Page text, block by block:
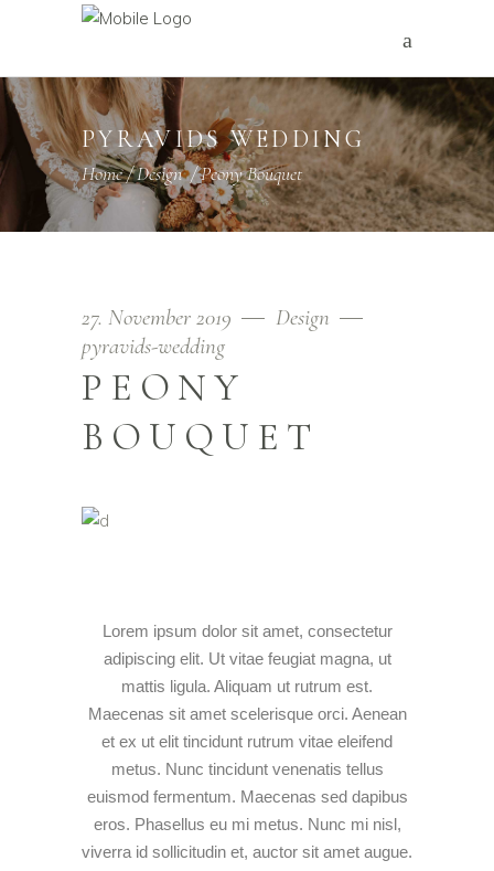
PYRAVIDS WEDDING
Home/Design/Peony Bouquet
27. November 2019
Design
pyravids-wedding
PEONY
BOUQUET
Lorem ipsum dolor sit amet, consectetur
adipiscing elit. Ut vitae feugiat magna, ut
mattis ligula. Aliquam ut rutrum est.
Maecenas sit amet scelerisque orci. Aenean
et ex ut elit tincidunt rutrum vitae eleifend
metus. Nunc tincidunt venenatis tellus
euismod fermentum. Maecenas sed dapibus
eros. Phasellus eu mi metus. Nunc mi nisl,
viverra id sollicitudin et, auctor sit amet augue.